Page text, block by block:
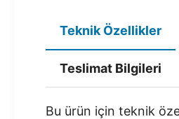
Teknik Özellikler
Teslimat Bilgileri
Bu ürün için teknik